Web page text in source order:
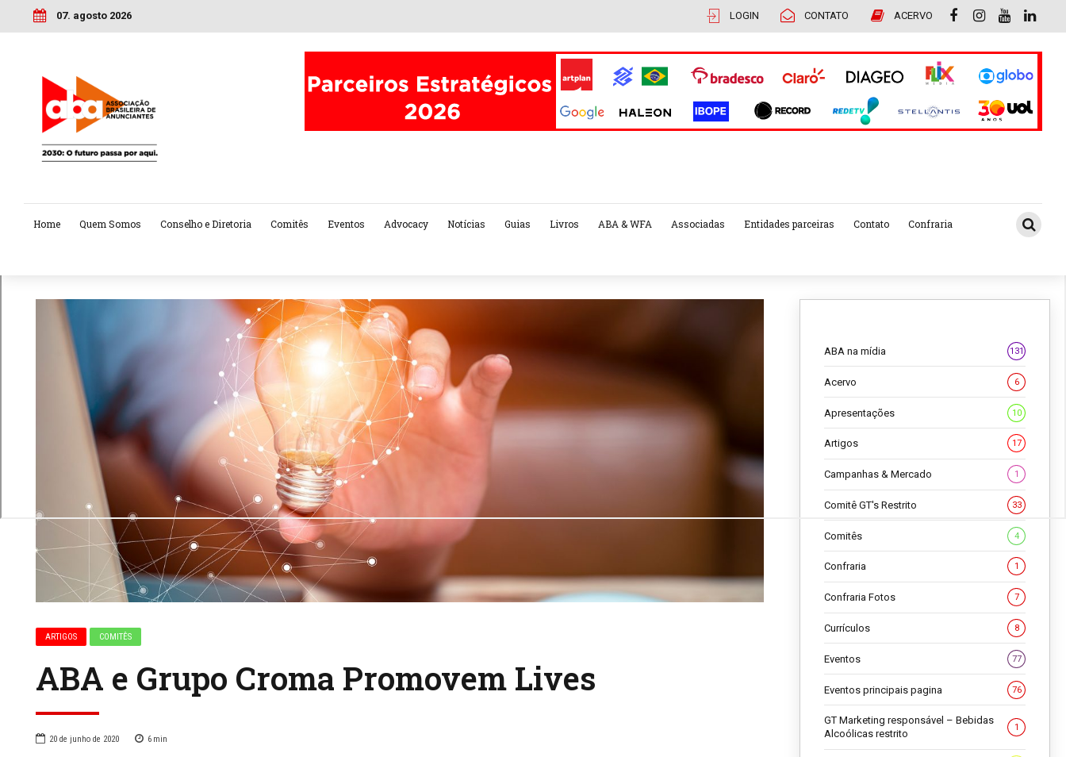
07. agosto 2026 LOGIN CONTATO ACERVO
Home Quem Somos Conselho e Diretoria Comitês Eventos Advocacy Notícias Guias Livros ABA & WFA Associadas Entidades parceiras Contato Confraria
ARTIGOS COMITÊS
ABA e Grupo Croma Promovem Lives
20 de junho de 2020 6 min
ABA na mídia 131
Acervo 6
Apresentações 10
Artigos 17
Campanhas & Mercado 1
Comitê GT's Restrito 33
Comitês 4
Confraria 1
Confraria Fotos 7
Currículos 8
Eventos 77
Eventos principais pagina 76
GT Marketing responsável – Bebidas
Alcoólicas restrito
1